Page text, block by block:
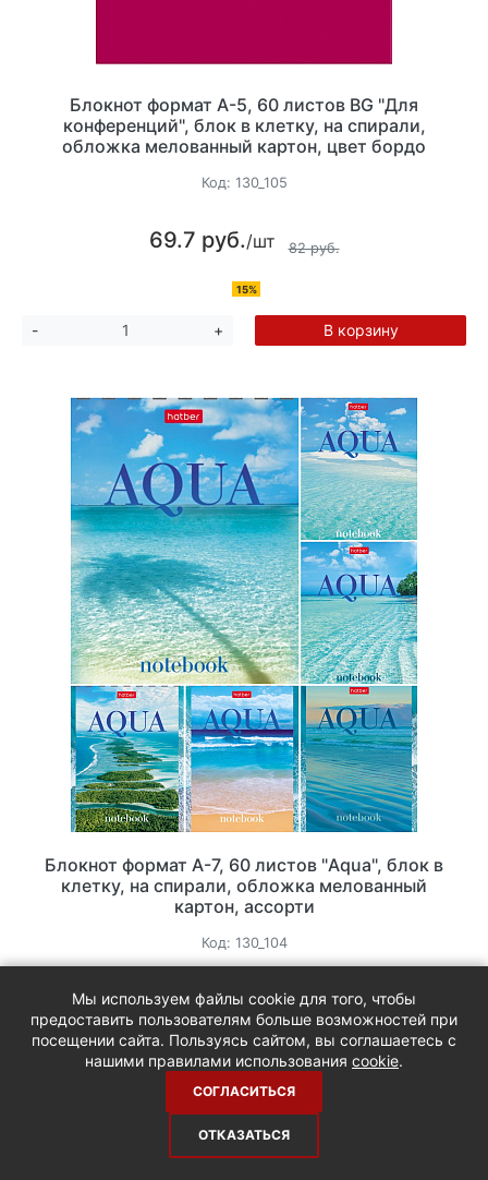
Блокнот формат А-5, 60 листов BG "Для
конференций", блок в клетку, на спирали,
обложка мелованный картон, цвет бордо
Код: 130_105
69.7 руб./шт 82 руб.
15%
- + В корзину
Блокнот формат А-7, 60 листов "Aqua", блок в
клетку, на спирали, обложка мелованный
картон, ассорти
Код: 130_104
18.7 руб. /шт 22 руб.
15%
+
Мы используем файлы cookie для того, чтобы
предоставить пользователям больше возможностей при
посещении сайта. Пользуясь сайтом, вы соглашаетесь с
нашими правилами использования cookie.
СОГЛАСИТЬСЯ
ОТКАЗАТЬСЯ